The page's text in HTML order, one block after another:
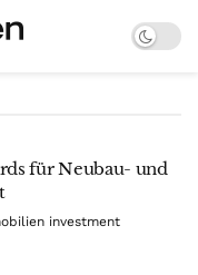
für Neubau- und
investment